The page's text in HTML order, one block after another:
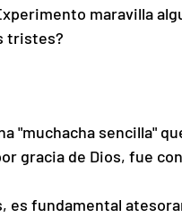
maravilla
tristes?
"muchacha sencilla"
gracia de Dios, fue
es fundamental